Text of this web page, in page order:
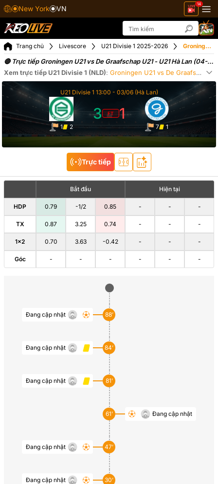
New York VN
14
Trang chủ Livescore U21 Divisie 1 2025-2026 Groningen U21 vs De Graafschap U21 ngày 04-06-2026
🔴 Trực tiếp Groningen U21 vs De Graafschap U21 - U21 Hà Lan (04-
06-2026)
Xem trực tiếp U21 Divisie 1 (NLD): Groningen U21 vs De Graafschap U21
U21 Divisie 1 13:00 - 03/06(Hà Lan)
1 2
3 FT 1
7 1
Trực tiếp
Bắt đầu Hiện tại
HDP 0.79 -1/2 0.85 - - -
TX 0.87 3.25 0.74 - - -
1×2 0.70 3.63 -0.42 - - -
Góc - - - - - -
Đang cập nhật 88’
Đang cập nhật 84’
Đang cập nhật 81’
61’ Đang cập nhật
Đang cập nhật 47’
Đang cập nhật 30’